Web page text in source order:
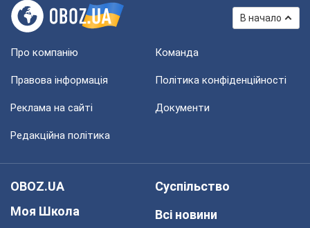
В начало
Про компанію Команда
Правова інформація Політика конфіденційності
Реклама на сайті Документи
Редакційна політика
OBOZ.UA
Моя Школа
Суспільство
Всі новини